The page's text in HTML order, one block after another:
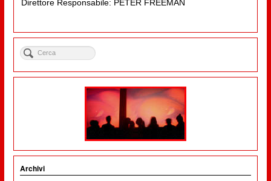
Direttore Responsabile: PETER FREEMAN
Archivi